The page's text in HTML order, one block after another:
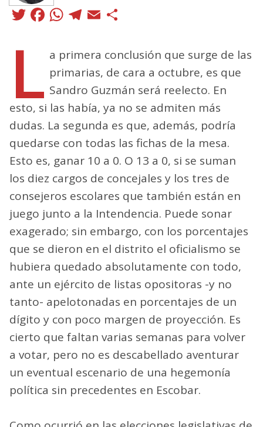
Twitter
Facebook
WhatsApp
Telegram
Email
L a primera conclusión que surge de las
primarias, de cara a octubre, es que
Sandro Guzmán será reelecto. En
esto, si las había, ya no se admiten más
dudas. La segunda es que, además, podría
quedarse con todas las fichas de la mesa.
Esto es, ganar 10 a 0. O 13 a 0, si se suman
los diez cargos de concejales y los tres de
consejeros escolares que también están en
juego junto a la Intendencia. Puede sonar
exagerado; sin embargo, con los porcentajes
que se dieron en el distrito el oficialismo se
hubiera quedado absolutamente con todo,
ante un ejército de listas opositoras -y no
tanto- apelotonadas en porcentajes de un
dígito y con poco margen de proyección. Es
cierto que faltan varias semanas para volver
a votar, pero no es descabellado aventurar
un eventual escenario de una hegemonía
política sin precedentes en Escobar.